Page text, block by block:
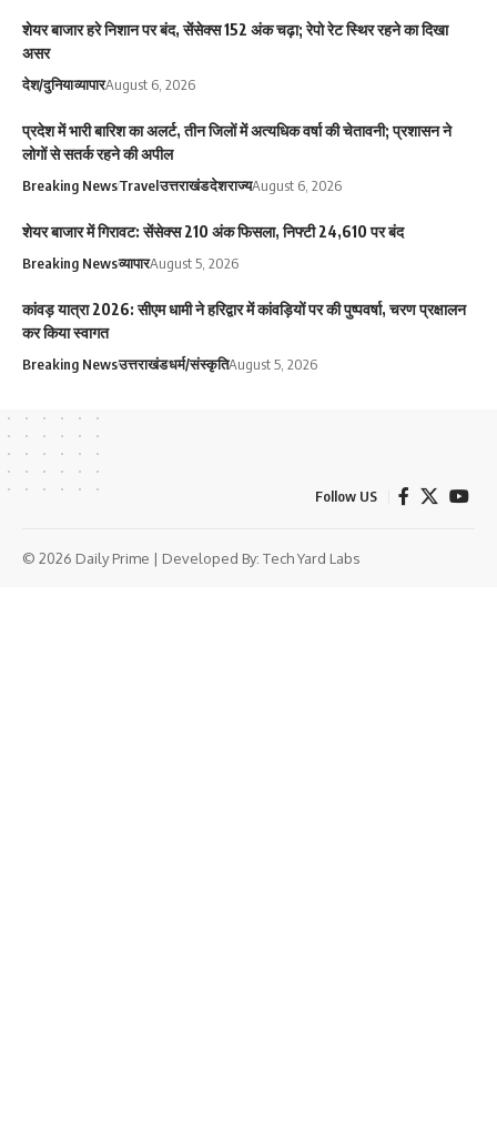
शेयर बाजार हरे निशान पर बंद, सेंसेक्स 152 अंक चढ़ा; रेपो रेट स्थिर रहने का दिखा
असर
देश/दुनियाव्यापारAugust 6, 2026
प्रदेश में भारी बारिश का अलर्ट, तीन जिलों में अत्यधिक वर्षा की चेतावनी; प्रशासन ने
लोगों से सतर्क रहने की अपील
Breaking NewsTravelउत्तराखंडदेशराज्यAugust 6, 2026
शेयर बाजार में गिरावट: सेंसेक्स 210 अंक फिसला, निफ्टी 24,610 पर बंद
Breaking Newsव्यापारAugust 5, 2026
कांवड़ यात्रा 2026: सीएम धामी ने हरिद्वार में कांवड़ियों पर की पुष्पवर्षा, चरण प्रक्षालन
कर किया स्वागत
Breaking Newsउत्तराखंडधर्म/संस्कृतिAugust 5, 2026
Follow US
© 2026 Daily Prime | Developed By: Tech Yard Labs